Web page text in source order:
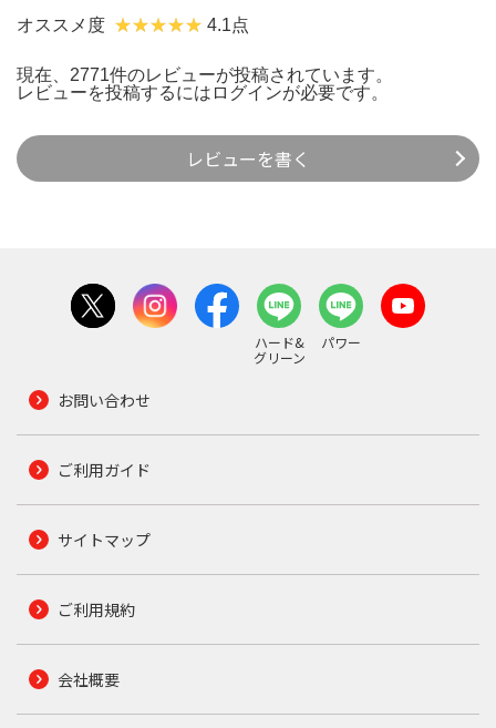
オススメ度 4.1点
現在、2771件のレビューが投稿されています。
レビューを投稿するには ログインが必要です。
レビューを書く
ハード&
グリーン
パワー
お問い合わせ
ご利用ガイド
サイトマップ
ご利用規約
会社概要